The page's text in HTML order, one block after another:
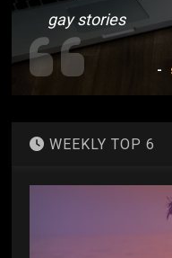
gay stories
-
WEEKLY TOP 6